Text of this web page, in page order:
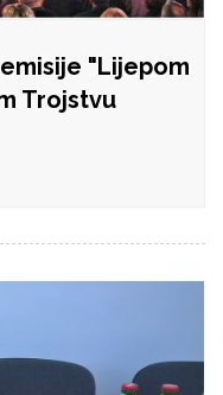
"Lijepom
Trojstvu